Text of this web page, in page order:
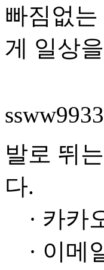
빠짐없
게 일상
발로 뛰
다.
· 카카
· 이메